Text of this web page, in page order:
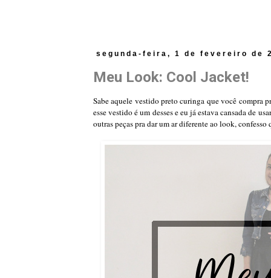
segunda-feira, 1 de fevereiro de
Meu Look: Cool Jacket!
Sabe aquele vestido preto curinga que você compra
esse vestido é um desses e eu já estava cansada de
outras peças pra dar um ar diferente ao look, confesso